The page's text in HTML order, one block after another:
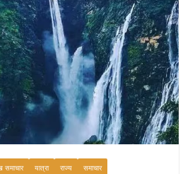
समाचार यात्रा राज्य समाचार